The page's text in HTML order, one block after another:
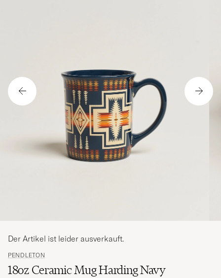
PENDLETON
18oz Ceramic Mug Harding Navy
Der Artikel ist leider ausverkauft.